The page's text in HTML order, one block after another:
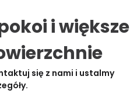
i większe
się z nami i ustalmy